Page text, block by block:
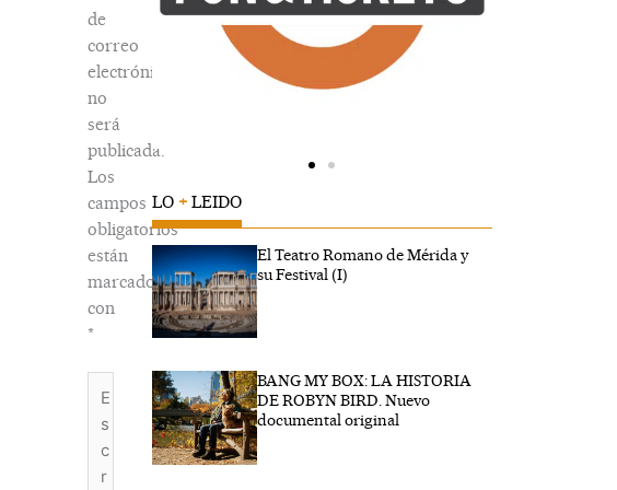
de
correo
electrónico
no
será
publicada.
Los
campos
obligatorios
están
marcados
con
*
aquí...
LO +LEIDO
El Teatro Romano de Mérida y
su Festival (I)
BANG MY BOX: LA HISTORIA
DE ROBYN BIRD. Nuevo
documental original